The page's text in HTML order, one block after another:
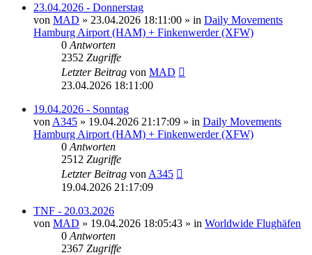
23.04.2026 - Donnerstag
von MAD » 23.04.2026 18:11:00 » in Daily Movements
Hamburg Airport (HAM) + Finkenwerder (XFW)
0 Antworten
2352 Zugriffe
Letzter Beitrag von MAD
23.04.2026 18:11:00
19.04.2026 - Sonntag
von A345 » 19.04.2026 21:17:09 » in Daily Movements
Hamburg Airport (HAM) + Finkenwerder (XFW)
0 Antworten
2512 Zugriffe
Letzter Beitrag von A345
19.04.2026 21:17:09
TNF - 20.03.2026
von MAD » 19.04.2026 18:05:43 » in Worldwide Flughäfen
0 Antworten
2367 Zugriffe